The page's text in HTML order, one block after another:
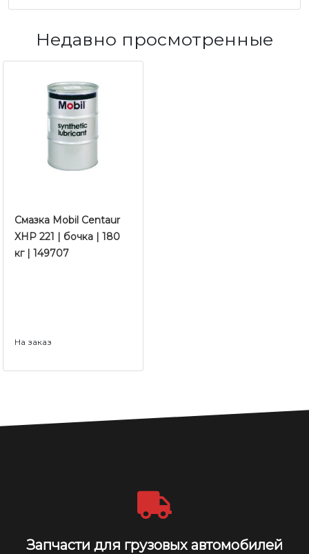
Недавно просмотренные
Смазка Mobil Centaur
XHP 221 | бочка | 180
кг | 149707
На заказ
Запчасти для грузовых автомобилей